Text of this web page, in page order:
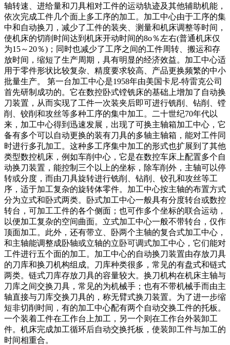
轴转速、进给量和刀具相对工件的运动轨迹及其他辅助机能，
依次完成工件几个面上多工序的加工。加工中心由于工序的集
中和自动换刀，减少了工件的装夹、测量和机床调整等时间，
使机床的切削时间达到机床开动时间的8o％左右(普通机床仅
为15～20％)；同时也减少了工序之间的工件周转、搬运和存
放时间，缩短了生产周期，具有明显的经济效益。加工中心适
用于零件形状比较复杂、精度要求较高、产品更换频繁的中小
批量生产。 第一台加工中心是1958年由美国卡尼-特雷克公司
首先研制成功的。它在数控卧式镗铣床的基础上增加了自动换
刀装置，从而实现了工件一次装夹后即可进行铣削、钻削、镗
削、铰削和攻丝等多种工序的集中加工。二十世纪70年代以
来，加工中心得到迅速发展，出现了可换主轴箱加工中心，它
备有多个可以自动更换的装有刀具的多轴主轴箱，能对工件同
时进行多孔加工。这种多工序集中加工的形式也扩展到了其他
类型数控机床，例如车削中心，它是在数控车床上配置多个自
动换刀装置，能控制三个以上的坐标，除车削外，主轴可以停
转或分度，而由刀具旋转进行铣削、钻削、铰孔和攻丝等工
序，适于加工复杂的旋转体零件。加工中心按主轴的布置方式
分为立式和卧式两类。卧式加工中心一般具有分度转台或数控
转台，可加工工件的各个侧面；也可作多个坐标的联合运动，
以便加工复杂的空间曲面。立式加工中心一般不带转台，仅作
顶面加工。此外，还有带立、卧两个主轴的复合式加工中心，
和主轴能调整成卧轴或立轴的立卧可调式加工中心，它们能对
工件进行五个面的加工。加工中心的自动换刀装置由存放刀具
的刀库和换刀机构组成。刀库种类很多，常见的有盘式和链式
两类。链式刀库存放刀具的容量较大。换刀机构在机床主轴与
刀库之间交换刀具，常见的为机械手；也有不带机械手而由主
轴直接与刀库交换刀具的，称无臂式换刀装置。为了进一步缩
短非切削时间，有的加工中心配有两个自动交换工件的托板。
一个装着工件在工作台上加工，另一个则在工作台外装卸工
件。机床完成加工循环后自动交换托板，使装卸工件与加工的
时间相重合。